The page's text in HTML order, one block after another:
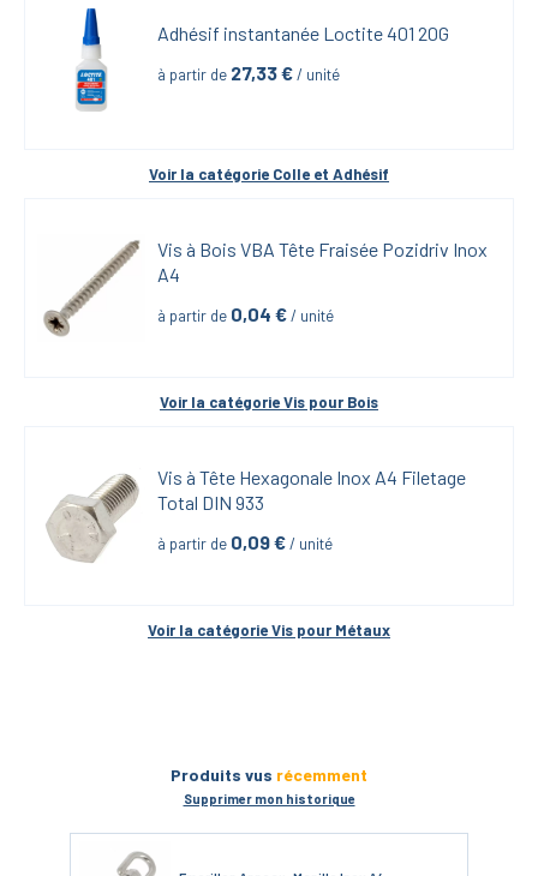
Adhésif instantanée Loctite 401 20G
à partir de 27,33 € / unité
Voir la catégorie Colle et Adhésif
Vis à Bois VBA Tête Fraisée Pozidriv Inox
A4
à partir de 0,04 € / unité
Voir la catégorie Vis pour Bois
Vis à Tête Hexagonale Inox A4 Filetage
Total DIN 933
à partir de 0,09 € / unité
Voir la catégorie Vis pour Métaux
Produits vus récemment
Supprimer mon historique